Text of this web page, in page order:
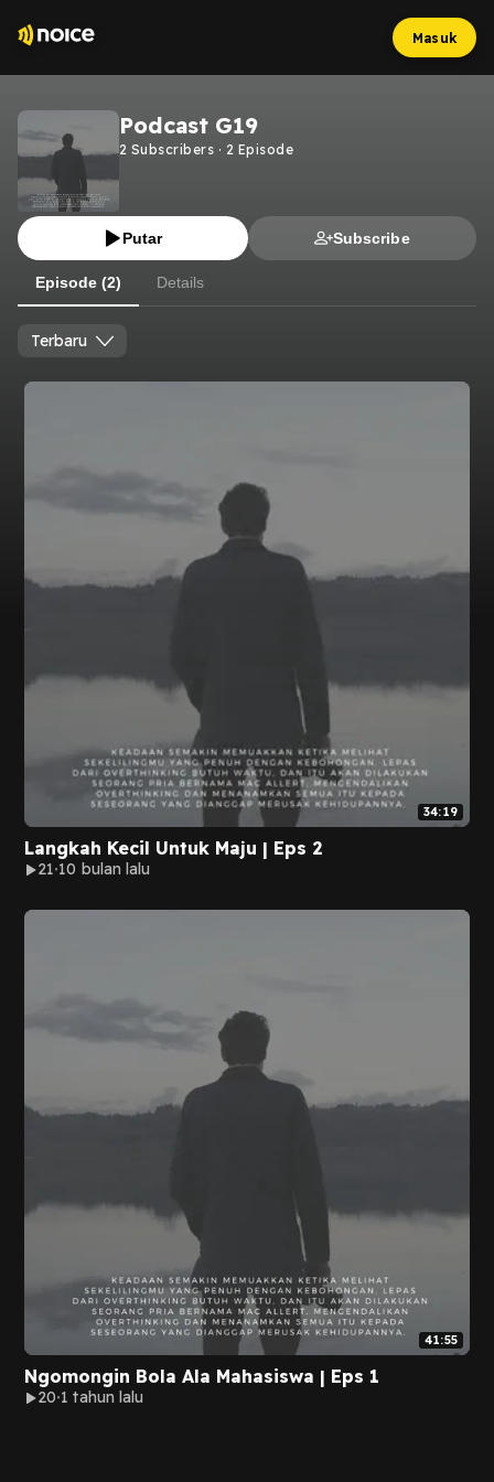
Masuk
Podcast G19
2 Subscribers · 2 Episode
Putar Subscribe
Episode (2) Details
Terbaru
34:19
Langkah Kecil Untuk Maju | Eps 2
21 10 bulan lalu
41:55
Ngomongin Bola Ala Mahasiswa | Eps 1
20 1 tahun lalu